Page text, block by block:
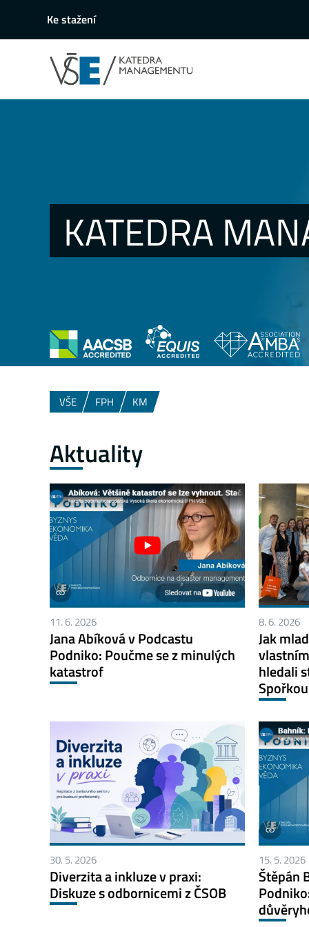
Ke stažení
KATEDRA
VŠE FPH KM
Aktuality
11. 6. 2026
Jana Abíková v Podcastu
Podniko: Poučme se z minulých
katastrof
8. 6. 2026
Jak
hledali
Spořkou
30. 5. 2026
Diverzita a inkluze v praxi:
Diskuze s odbornicemi z ČSOB
15. 5. 2026
Štěpán